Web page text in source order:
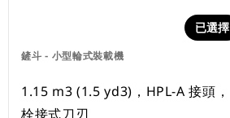
鏟斗 - 小型輪式裝載機
已選擇
1.15 m3 (1.5 yd3)，HPL-A 接頭，
栓接式刀刃